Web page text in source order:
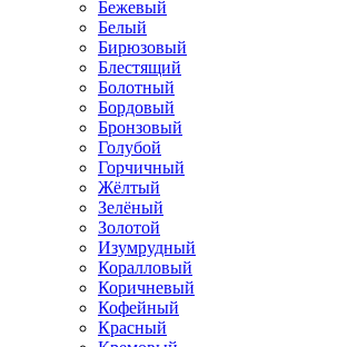
Бежевый
Белый
Бирюзовый
Блестящий
Болотный
Бордовый
Бронзовый
Голубой
Горчичный
Жёлтый
Зелёный
Золотой
Изумрудный
Коралловый
Коричневый
Кофейный
Красный